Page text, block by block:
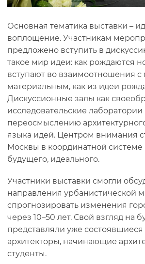
Основная тематика выставки –
воплощение. Участникам
предложено вступить в
такое мир идеи: как рождаются
вступают во взаимоотношения
материальным, как из идеи
Дискуссионные залы как
исследовательские
переосмыслению
языка идей. Центром внимания
Москвы в координатной системе
будущего, идеального.
Участники выставки смогли
направления урбанистической
спрогнозировать изменения
через 10–50 лет. Свой взгляд на
представляли уже
архитекторы, начинающие
студенты.